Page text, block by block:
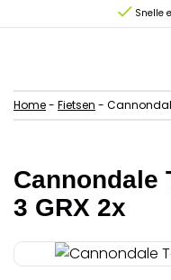
Snelle
Home- Fietsen -
Cannondale
3 GRX 2x